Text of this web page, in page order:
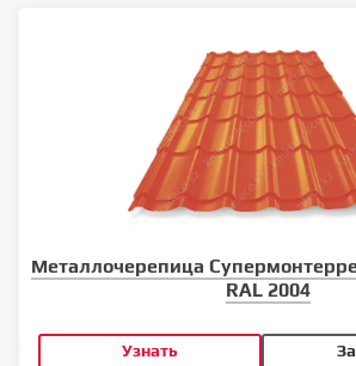
Металлочерепица
RAL 2004
Узнать